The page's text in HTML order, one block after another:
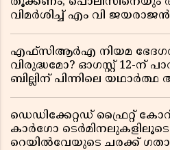
വിമർശിച്ച് എം വി ജയരാജൻ
എഫ്സിആർഎ നിയമ
വിരുദ്ധമോ? ഓഗസ്റ്റ് 12-ന്
ബില്ലിന് പിന്നിലെ
ഡെഡിക്കേറ്റഡ് ഫ്രൈറ്റ്
കാർഗോ
റെയിൽവേയുടെ ചരക്ക്